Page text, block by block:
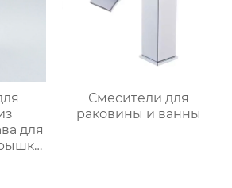
для
Смесители для
раковины и ванны